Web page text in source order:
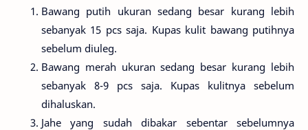
Bawang putih ukuran sedang besar kurang lebih
sebanyak 15 pcs saja. Kupas kulit bawang putihnya
sebelum diuleg.
Bawang merah ukuran sedang besar kurang lebih
sebanyak 8-9 pcs saja. Kupas kulitnya sebelum
dihaluskan.
Jahe yang sudah dibakar sebentar sebelumnya